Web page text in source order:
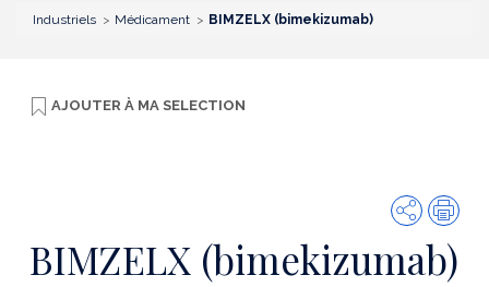
Industriels Médicament BIMZELX (bimekizumab)
AJOUTER À MA SELECTION
Partager
BIMZELX (bimekizumab)